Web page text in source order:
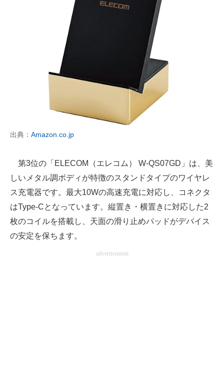
出典： Amazon.co.jp
第3位の「ELECOM（エレコム） W-QS07GD」は、美
しいメタル調ボディが特徴のスタンドタイプのワイヤレ
ス充電器です。最大10Wの高速充電に対応し、コネクタ
はType-Cとなっています。縦置き・横置きに対応した2
枚のコイルを搭載し、天面の滑り止めパッドがデバイス
の安定を保ちます。
advertisement